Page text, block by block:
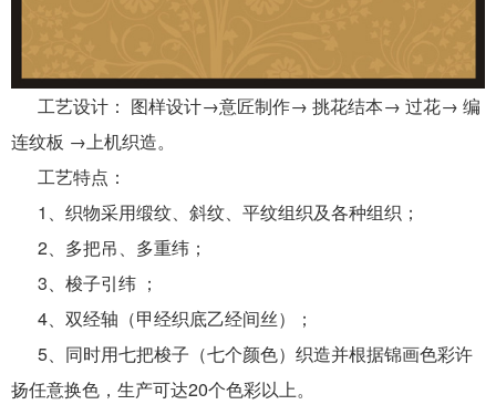
工艺设计： 图样设计→意匠制作→ 挑花结本→ 过花→ 编
连纹板 →上机织造。
工艺特点：
1、织物采用缎纹、斜纹、平纹组织及各种组织；
2、多把吊、多重纬；
3、梭子引纬 ；
4、双经轴（甲经织底乙经间丝）；
5、同时用七把梭子（七个颜色）织造并根据锦画色彩许
扬任意换色，生产可达20个色彩以上。